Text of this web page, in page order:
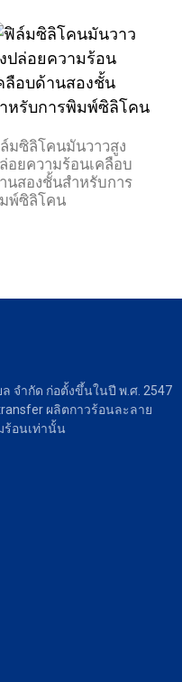
มซิลิโคนมันวาวสูง
อยความร้อนเคลือบ
นสองชั้นสำหรับการ
พ์ซิลิโคน
จำกัด ก่อตั้งขึ้นในปี พ.ศ. 2547
ผลิตกาวร้อนละลาย
ร้อนเท่านั้น